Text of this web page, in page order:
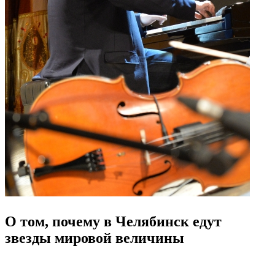
О том, почему в Челябинск едут
звезды мировой величины